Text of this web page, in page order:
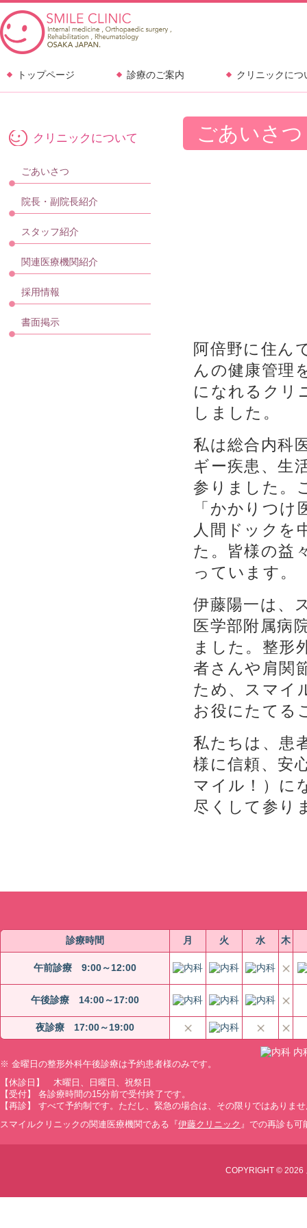
トップページ 診療のご案内 クリニックにつ
クリニックについて
ごあいさつ
院長・副院長紹介
スタッフ紹介
関連医療機関紹介
採用情報
書面掲示
ごあいさつ
阿倍野に住ん
んの健康管理
になれるクリ
しました。
私は総合内科
ギー疾患、生
参りました。
「かかりつ
人間ドックを
た。皆様の益
っています。
伊藤陽一は、
医学部附属病
ました。整形
者さんや肩関
ため、スマイ
お役にたてる
私たちは、患
様に信頼、安
マイル！）に
尽くして参り
診療時間 月 火 水 木
午前診療 9:00～12:00
午後診療 14:00～17:00
夜診療 17:00～19:00
※ 金曜日の整形外科午後診療は予約患者様のみです。
【休診日】 木曜日、日曜日、祝祭日
【受付】 各診療時間の15分前で受付終了です。
【再診】 すべて予約制です。ただし、緊急の場合は、その限りではありま
スマイルクリニックの関連医療機関である『 伊藤クリニック 』での再診も可
COPYRIGHT © 2026